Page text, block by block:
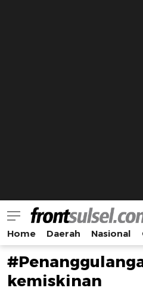
Frontsulsel.com
Terdepan Mengabarkan
Home Daerah Nasional
kemiskinan